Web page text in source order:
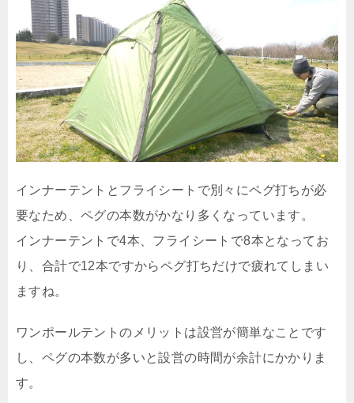
インナーテントとフライシートで別々にペグ打ちが必
要なため、ペグの本数がかなり多くなっています。
インナーテントで4本、フライシートで8本となってお
り、合計で12本ですからペグ打ちだけで疲れてしまい
ますね。
ワンポールテントのメリットは設営が簡単なことです
し、ペグの本数が多いと設営の時間が余計にかかりま
す。